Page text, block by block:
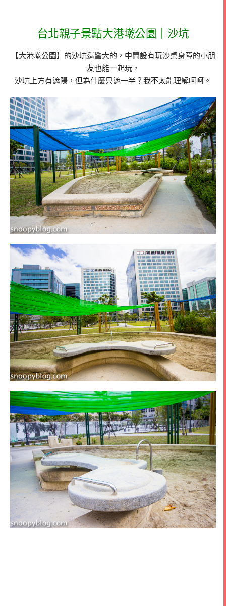
台北親子景點大港墘公園｜沙坑
【大港墘公園】的沙坑還蠻大的，中間設有玩沙桌身障的小朋
友也能一起玩，
沙坑上方有遮陽，但為什麼只遮一半？我不太能理解呵呵。